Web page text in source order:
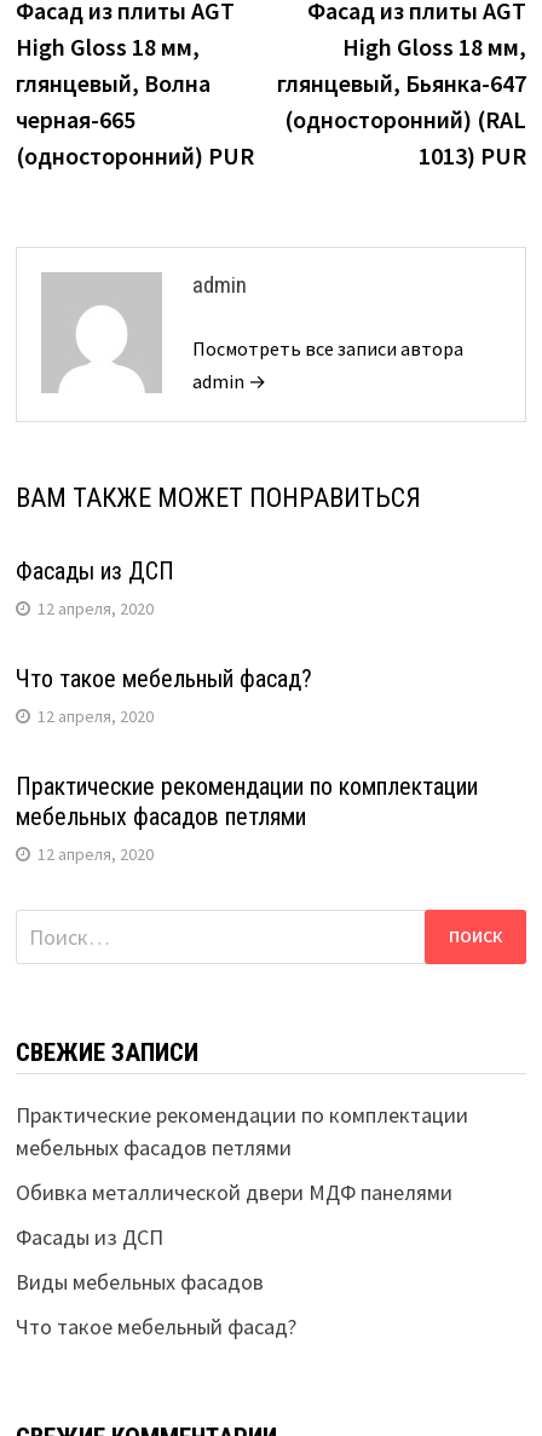
по
записям
запись:
Фасад из плиты AGT
High Gloss 18 мм,
глянцевый, Волна
черная-665
(односторонний) PUR
Фасад из плиты AGT
High Gloss 18 мм,
глянцевый, Бьянка-647
(односторонний) (RAL
1013) PUR
admin
Посмотреть все записи автора
admin →
ВАМ ТАКЖЕ МОЖЕТ ПОНРАВИТЬСЯ
Фасады из ДСП
12 апреля, 2020
Что такое мебельный фасад?
12 апреля, 2020
Практические рекомендации по комплектации
мебельных фасадов петлями
12 апреля, 2020
Найти:
СВЕЖИЕ ЗАПИСИ
Практические рекомендации по комплектации
мебельных фасадов петлями
Обивка металлической двери МДФ панелями
Фасады из ДСП
Виды мебельных фасадов
Что такое мебельный фасад?